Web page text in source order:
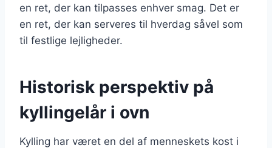
en ret, der kan tilpasses enhver smag. Det er
en ret, der kan serveres til hverdag såvel som
til festlige lejligheder.
Historisk perspektiv på
kyllingelår i ovn
Kylling har været en del af menneskets kost i